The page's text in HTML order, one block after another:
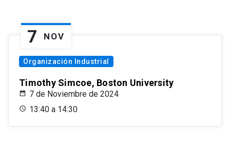
7 NOV
Organización Industrial
Timothy Simcoe, Boston University
7 de Noviembre de 2024
13:40 a 14:30